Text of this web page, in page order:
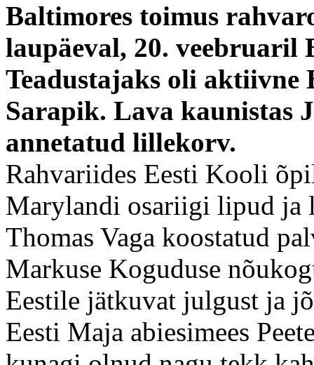
Baltimores toimus
laupäeval, 20. veebruaril
Teadustajaks oli aktiivne
Sarapik. Lava kaunistas
annetatud lillekorv.
Rahvariides Eesti Kooli
Marylandi osariigi lipud ja
Thomas Vaga koostatud
Markuse Koguduse
Eestile jätkuvat julgust ja
Eesti Maja abiesimees